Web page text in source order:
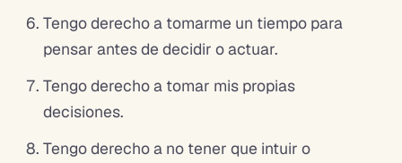
Tengo derecho a tomarme un tiempo para
pensar antes de decidir o actuar.
Tengo derecho a tomar mis propias
decisiones.
Tengo derecho a no tener que intuir o